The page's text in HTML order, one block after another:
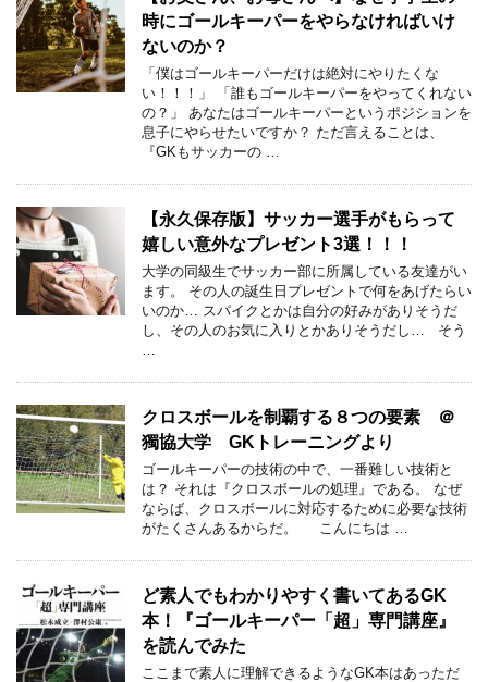
時にゴールキーパーをやらなければいけ
ないのか？
「僕はゴールキーパーだけは絶対にやりたくな
い！！！」 「誰もゴールキーパーをやってくれない
の？」 あなたはゴールキーパーというポジションを
息子にやらせたいですか？ ただ言えることは、
『GKもサッカーの …
【永久保存版】サッカー選手がもらって
嬉しい意外なプレゼント3選！！！
大学の同級生でサッカー部に所属している友達がい
ます。 その人の誕生日プレゼントで何をあげたらい
いのか… スパイクとかは自分の好みがありそうだ
し、その人のお気に入りとかありそうだし… そう
クロスボールを制覇する８つの要素 ＠
獨協大学 GKトレーニングより
ゴールキーパーの技術の中で、一番難しい技術と
は？ それは『クロスボールの処理』である。 なぜ
ならば、クロスボールに対応するために必要な技術
がたくさんあるからだ。 こんにちは …
ど素人でもわかりやすく書いてあるGK
本！『ゴールキーパー「超」専門講座』
を読んでみた
ここまで素人に理解できるようなGK本はあっただ